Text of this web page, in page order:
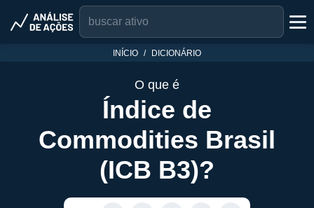
INÍCIO DICIONÁRIO
O que é
Índice de
Commodities Brasil
(ICB B3)?